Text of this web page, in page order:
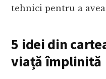
tehnici pentru a
5 idei din
viață împlinită